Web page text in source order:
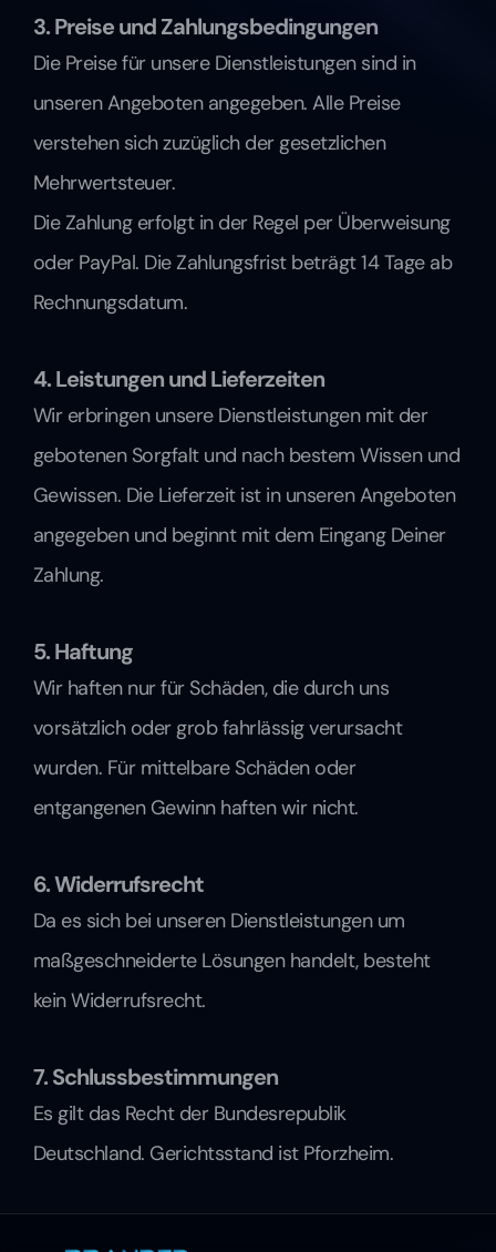
3. Preise und Zahlungsbedingungen
Die Preise für unsere Dienstleistungen sind in
unseren Angeboten angegeben. Alle Preise
verstehen sich zuzüglich der gesetzlichen
Mehrwertsteuer.
Die Zahlung erfolgt in der Regel per Überweisung
oder PayPal. Die Zahlungsfrist beträgt 14 Tage ab
Rechnungsdatum.
4. Leistungen und Lieferzeiten
Wir erbringen unsere Dienstleistungen mit der
gebotenen Sorgfalt und nach bestem Wissen und
Gewissen. Die Lieferzeit ist in unseren Angeboten
angegeben und beginnt mit dem Eingang Deiner
Zahlung.
5. Haftung
Wir haften nur für Schäden, die durch uns
vorsätzlich oder grob fahrlässig verursacht
wurden. Für mittelbare Schäden oder
entgangenen Gewinn haften wir nicht.
6. Widerrufsrecht
Da es sich bei unseren Dienstleistungen um
maßgeschneiderte Lösungen handelt, besteht
kein Widerrufsrecht.
7. Schlussbestimmungen
Es gilt das Recht der Bundesrepublik
Deutschland. Gerichtsstand ist Pforzheim.